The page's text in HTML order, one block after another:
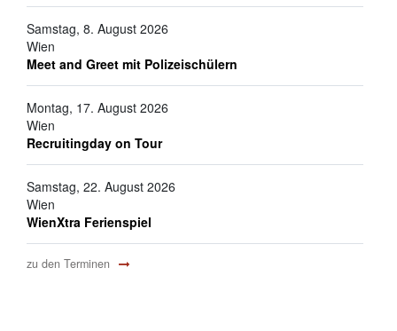
Samstag, 8. August 2026
Wien
Meet and Greet mit Polizeischülern
Montag, 17. August 2026
Wien
Recruitingday on Tour
Samstag, 22. August 2026
Wien
WienXtra Ferienspiel
zu den Terminen